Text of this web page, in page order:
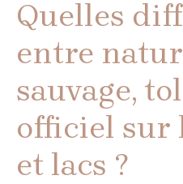
Quelles
entre
sauvage,
officiel sur
et lacs ?